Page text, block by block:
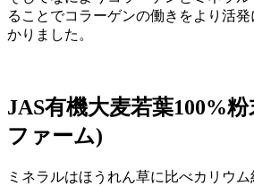
ることでコラーゲンの働きをより活
かりました。
JAS有機大麦若葉100%
ファーム)
ミネラルはほうれん草に比べカリウ